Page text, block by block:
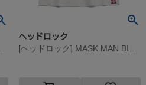
ヘッドロック